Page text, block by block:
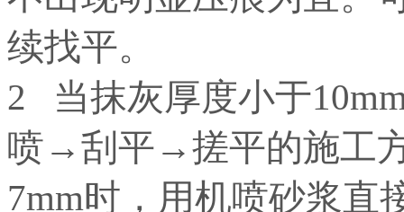
续找平。
2 当抹灰厚度小于
喷→刮平→搓平的施工
7mm时，用机喷砂浆直